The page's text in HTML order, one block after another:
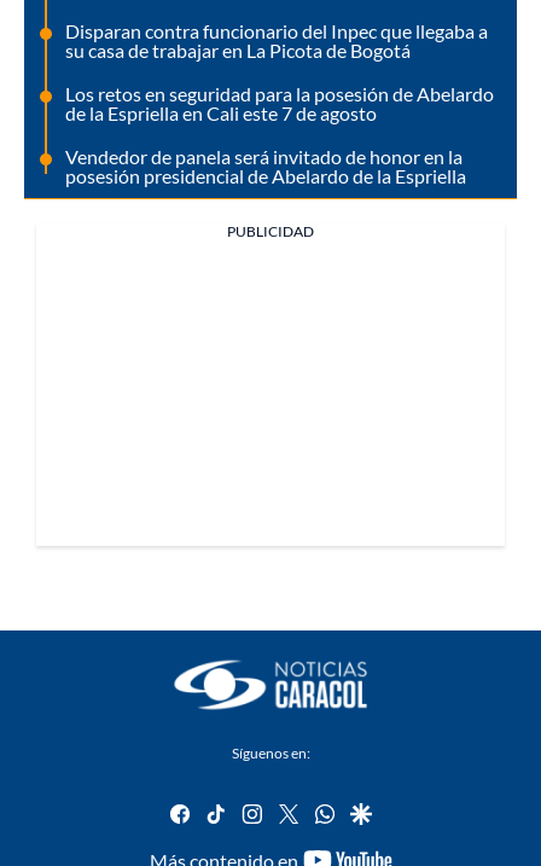
Disparan contra funcionario del Inpec que llegaba a
su casa de trabajar en La Picota de Bogotá
Los retos en seguridad para la posesión de Abelardo
de la Espriella en Cali este 7 de agosto
Vendedor de panela será invitado de honor en la
posesión presidencial de Abelardo de la Espriella
PUBLICIDAD
Síguenos en:
facebook
tiktok instagram
twitterwhatsapp
google
Más contenido en
youtube-